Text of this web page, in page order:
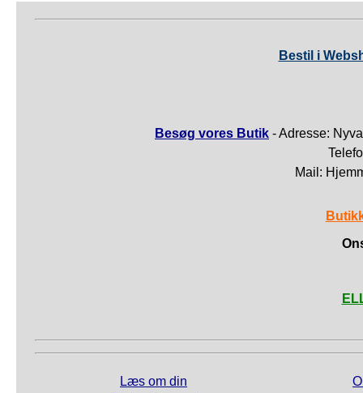
Bestil i
Besøg vores Butik - Adresse:
Mail:
Læs om din